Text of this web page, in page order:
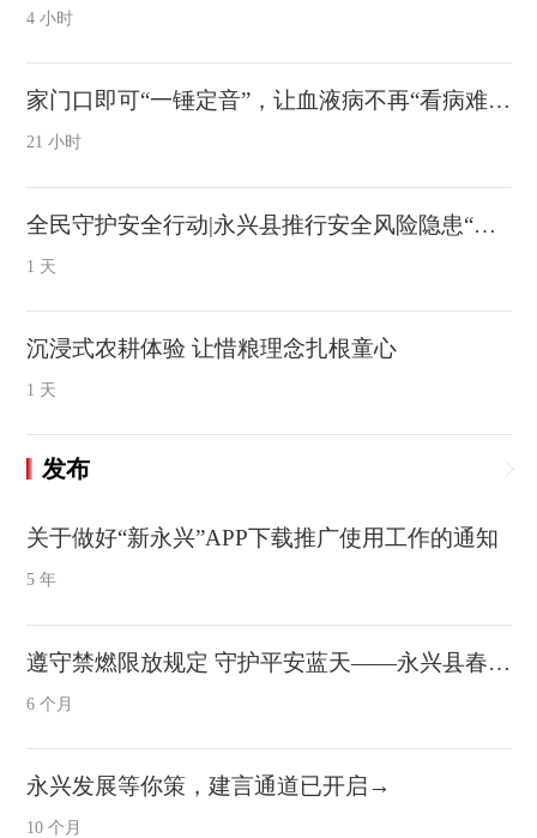
4 小时
家门口即可“一锤定音”，让血液病不再“看病难”，永兴县人民医院成功确诊首例急性髓系白血病
21 小时
全民守护安全行动|永兴县推行安全风险隐患“六查”工作机制
1 天
沉浸式农耕体验 让惜粮理念扎根童心
1 天
发布
关于做好“新永兴”APP下载推广使用工作的通知
5 年
遵守禁燃限放规定 守护平安蓝天——永兴县春节期间烟花爆竹管控提示
6 个月
永兴发展等你策，建言通道已开启→
10 个月